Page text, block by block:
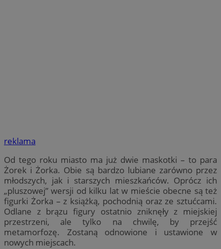
reklama
Od tego roku miasto ma już dwie maskotki – to para
Żorek i Żorka. Obie są bardzo lubiane zarówno przez
młodszych, jak i starszych mieszkańców. Oprócz ich
„pluszowej” wersji od kilku lat w mieście obecne są też
figurki Żorka – z książką, pochodnią oraz ze sztućcami.
Odlane z brązu figury ostatnio zniknęły z miejskiej
przestrzeni, ale tylko na chwilę, by przejść
metamorfozę. Zostaną odnowione i ustawione w
nowych miejscach.